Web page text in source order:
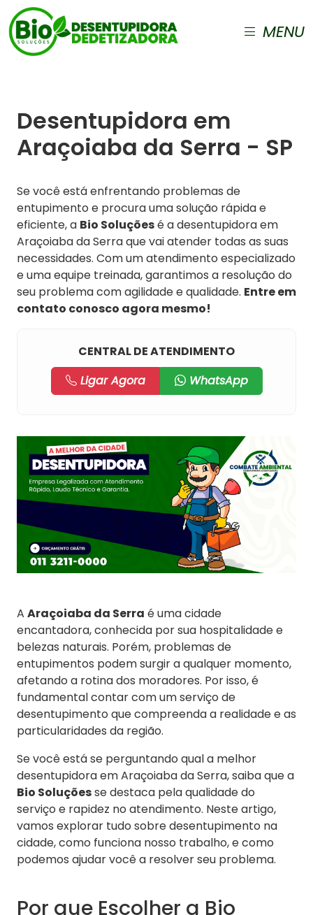
MENU
Desentupidora em
Araçoiaba da Serra - SP
Se você está enfrentando problemas de
entupimento e procura uma solução rápida e
eficiente, a Bio Soluçõesé a desentupidora em
Araçoiaba da Serra que vai atender todas as suas
necessidades. Com um atendimento especializado
e uma equipe treinada, garantimos a resolução do
seu problema com agilidade e qualidade. Entre em
contato conosco agora mesmo!
CENTRAL DE ATENDIMENTO
Ligar Agora
WhatsApp
A Araçoiaba da Serra é uma cidade
encantadora, conhecida por sua hospitalidade e
belezas naturais. Porém, problemas de
entupimentos podem surgir a qualquer momento,
afetando a rotina dos moradores. Por isso, é
fundamental contar com um serviço de
desentupimento que compreenda a realidade e as
particularidades da região.
Se você está se perguntando qual a melhor
desentupidora em Araçoiaba da Serra, saiba que a
Bio Soluçõesse destaca pela qualidade do
serviço e rapidez no atendimento. Neste artigo,
vamos explorar tudo sobre desentupimento na
cidade, como funciona nosso trabalho, e como
podemos ajudar você a resolver seu problema.
Por que Escolher a Bio